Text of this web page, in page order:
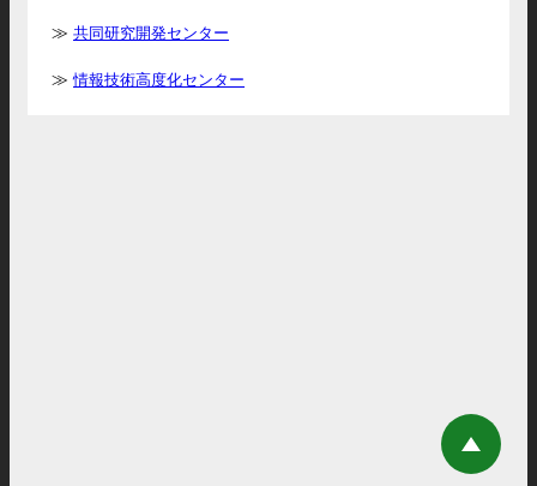
共同研究開発センター
情報技術高度化センター